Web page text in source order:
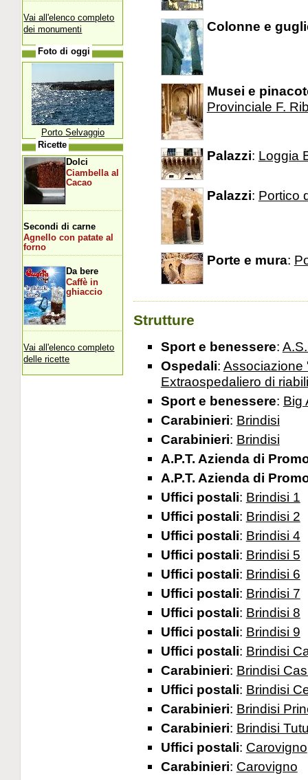
Colonne e
Musei e
Provinciale F.
Palazzi: Loggia
Palazzi: Portico
Porte e mura:
Strutture
Sport e benessere:
Ospedali: Associazione
Extraospedaliero di
Sport e benessere: Big
Carabinieri: Brindisi
Carabinieri: Brindisi
A.P.T. Azienda di
A.P.T. Azienda di
Uffici postali: Brindisi 1
Uffici postali: Brindisi 2
Uffici postali: Brindisi 4
Uffici postali: Brindisi 5
Uffici postali: Brindisi 6
Uffici postali: Brindisi 7
Uffici postali: Brindisi 8
Uffici postali: Brindisi 9
Uffici postali: Brindisi
Carabinieri: Brindisi
Uffici postali: Brindisi
Carabinieri: Brindisi
Carabinieri: Brindisi
Uffici postali: Carovigno
Carabinieri: Carovigno
Vai all'elenco completo
dei monumenti
Foto di oggi
Porto Selvaggio
Ricette
Dolci
Ciambella al
Cacao
Secondi di carne
Agnello con patate al
forno
Da bere
Caffè in
ghiaccio
Vai all'elenco completo
delle ricette